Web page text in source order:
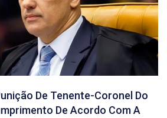
De Tenente-Coronel Do
De Acordo Com A